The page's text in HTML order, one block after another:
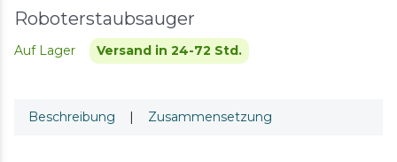
Roboterstaubsauger
Auf Lager Versand in 24-72 Std.
Beschreibung | Zusammensetzung